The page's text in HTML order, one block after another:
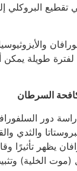
تقطيع
طويلة يمكن
السرطان
دور
والثدي
يظهر تأثيرًا
(موت الخلية)